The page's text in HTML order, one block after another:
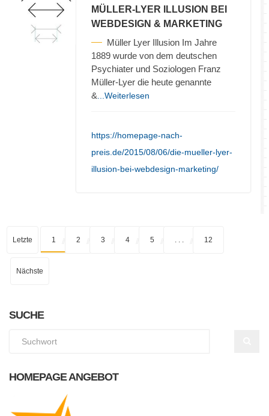
MÜLLER-LYER ILLUSION BEI
WEBDESIGN & MARKETING
Müller Lyer Illusion Im Jahre
1889 wurde von dem deutschen
Psychiater und Soziologen Franz
Müller-Lyer die heute genannte
& ...Weiterlesen
https://homepage-nach-
preis.de/2015/08/06/die-mueller-lyer-
illusion-bei-webdesign-marketing/
Letzte 1 2 3 4 5 12
Nächste
SUCHE
HOMEPAGE ANGEBOT